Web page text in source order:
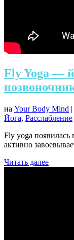
Fly Yoga —
на Your Body Mind |
Йога, Расслабление
Fly yoga появилась
активно
Читать далее